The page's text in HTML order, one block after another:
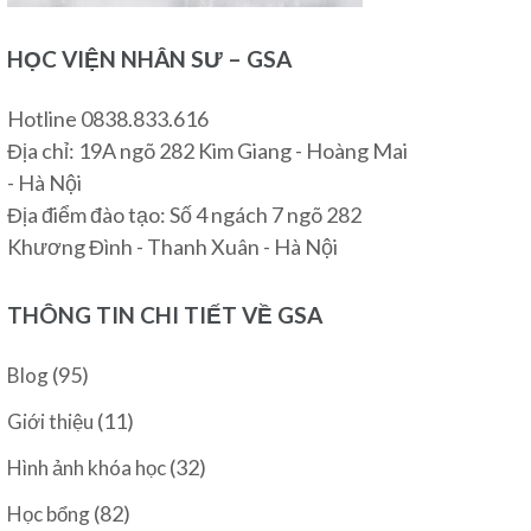
HỌC VIỆN NHÂN SƯ – GSA
Hotline 0838.833.616
Địa chỉ: 19A ngõ 282 Kim Giang - Hoàng Mai
- Hà Nội
Địa điểm đào tạo: Số 4 ngách 7 ngõ 282
Khương Đình - Thanh Xuân - Hà Nội
THÔNG TIN CHI TIẾT VỀ GSA
Blog(95)
Giới thiệu (11)
Hình ảnh khóa học(32)
Học bổng(82)